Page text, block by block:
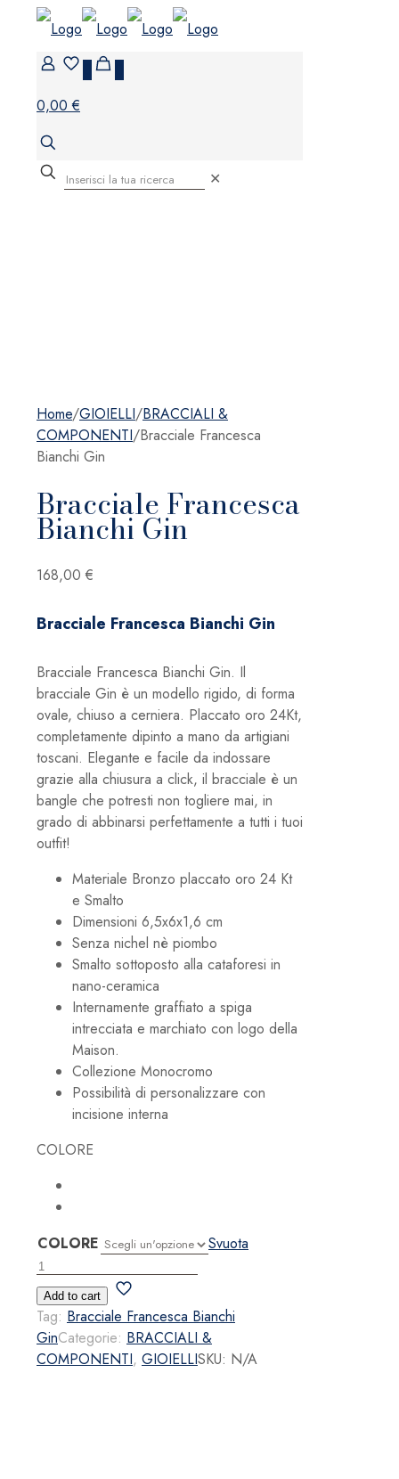
0,00 €
✕
Home/GIOIELLI/BRACCIALI &
COMPONENTI/Bracciale Francesca
Bianchi Gin
Bracciale Francesca
Bianchi Gin
168,00 €
Bracciale Francesca Bianchi Gin
Bracciale Francesca Bianchi Gin. Il
bracciale Gin è un modello rigido, di forma
ovale, chiuso a cerniera. Placcato oro 24Kt,
completamente dipinto a mano da artigiani
toscani. Elegante e facile da indossare
grazie alla chiusura a click, il bracciale è un
bangle che potresti non togliere mai, in
grado di abbinarsi perfettamente a tutti i tuoi
outfit!
Materiale Bronzo placcato oro 24 Kt
e Smalto
Dimensioni 6,5x6x1,6 cm
Senza nichel nè piombo
Smalto sottoposto alla cataforesi in
nano-ceramica
Internamente graffiato a spiga
intrecciata e marchiato con logo della
Maison.
Collezione Monocromo
Possibilità di personalizzare con
incisione interna
COLORE
COLORE
Svuota
Bracciale
Francesca
Bianchi
Gin
quantità
Add to cart
Tag: Bracciale Francesca Bianchi
GinCategorie: BRACCIALI &
COMPONENTI, GIOIELLISKU: N/A